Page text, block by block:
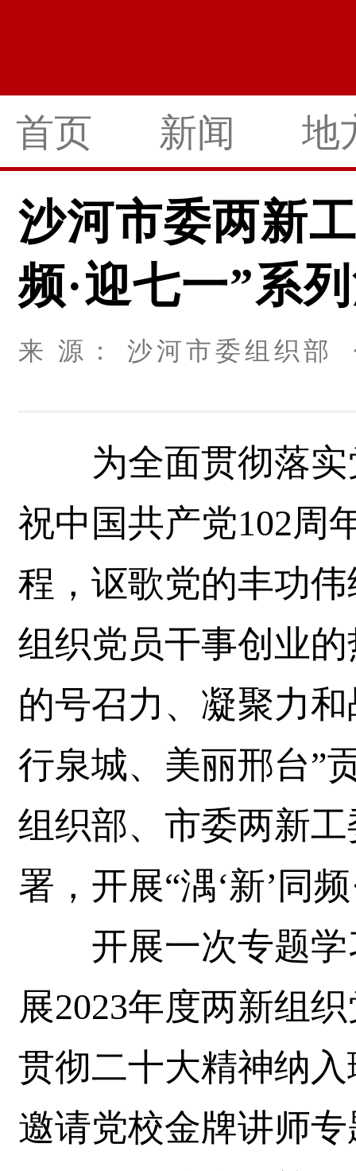
首页 新闻 地
沙河市委两新
频·迎七一”系
来 源： 沙河市委组织
为全面贯彻落实
祝中国共产党102周
程，讴歌党的丰功
组织党员干事创业
的号召力、凝聚力
行泉城、美丽邢台”
组织部、市委两新
署，开展“湡‘新’同
开展一次专题学
展2023年度两新组
贯彻二十大精神纳
邀请党校金牌讲师